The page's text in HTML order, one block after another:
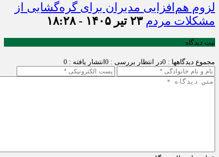
لزوم هم‌افزایی مدیران برای گره‌گشایی از
مشکلات مردم ۲۳ تیر ۱۴۰۵ - ۱۸:۲۸
ثبت دیدگاه
مجموع دیدگاهها : 0 در انتظار بررسی : 0 انتشار یافته : 0